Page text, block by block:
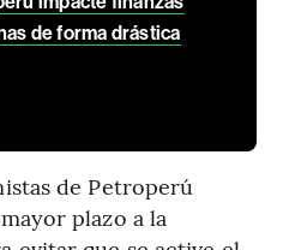
de forma drástica
de Petroperú
plazo a la